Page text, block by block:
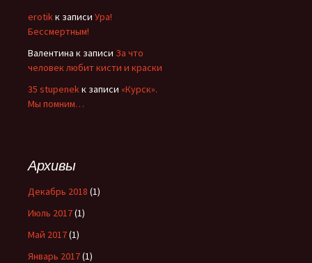
erotikк записи Ура!
Бессмертным!
Валентина к записи За что
человек любит кисти и краски
35 stupenekк записи «Курск».
Мы помним…
Архивы
Декабрь 2018 (1)
Июль 2017(1)
Май 2017(1)
Январь 2017(1)